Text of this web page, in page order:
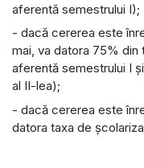
aferentă semestrului I);
- dacă cererea este
mai, va datora 75%
aferentă semestrului I
al II-lea);
- dacă cererea este
datora taxa de